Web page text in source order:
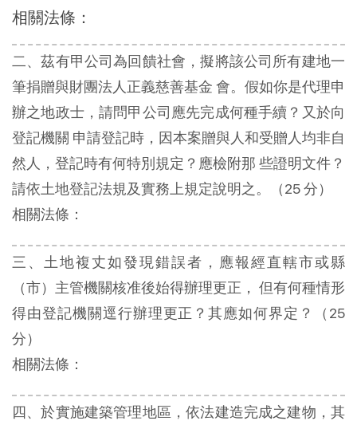
相關法條：
二、茲有甲公司為回饋社會，擬將該公司所有建地一
筆捐贈與財團法人正義慈善基金 會。假如你是代理申
辦之地政士，請問甲公司應先完成何種手續？又於向
登記機關 申請登記時，因本案贈與人和受贈人均非自
然人，登記時有何特別規定？應檢附那 些證明文件？
請依土地登記法規及實務上規定說明之。（25 分）
相關法條：
三、土地複丈如發現錯誤者，應報經直轄市或縣
（市）主管機關核准後始得辦理更正， 但有何種情形
得由登記機關逕行辦理更正？其應如何界定？（25
分）
相關法條：
四、於實施建築管理地區，依法建造完成之建物，其